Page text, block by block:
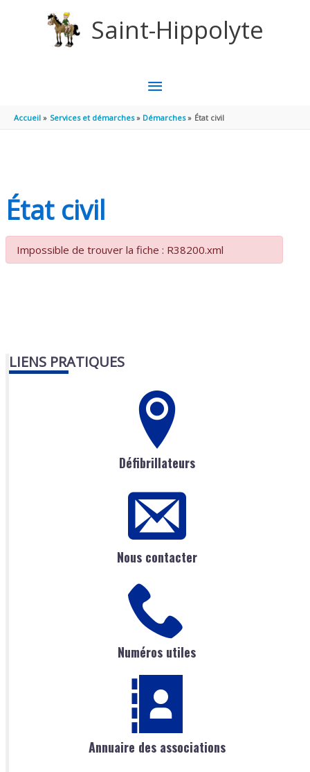
Saint-Hippolyte
MENU
PRINCIPAL
Accueil Services et démarches Démarches État civil
État civil
Impossible de trouver la fiche : R38200.xml
LIENS PRATIQUES
Défibrillateurs
Nous contacter
Numéros utiles
Annuaire des associations